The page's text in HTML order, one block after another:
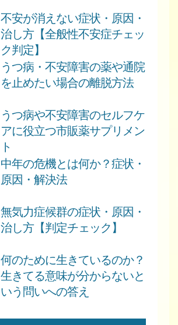
不安が消えない症状・原因・
治し方【全般性不安症チェッ
ク判定】
うつ病・不安障害の薬や通院
を止めたい場合の離脱方法
うつ病や不安障害のセルフケ
アに役立つ市販薬サプリメン
ト
中年の危機とは何か？症状・
原因・解決法
無気力症候群の症状・原因・
治し方【判定チェック】
何のために生きているのか？
生きてる意味が分からないと
いう問いへの答え